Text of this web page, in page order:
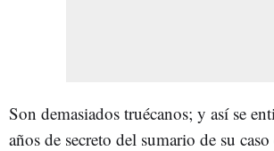
Son demasiados truécanos; y así se
años de secreto del sumario de su caso